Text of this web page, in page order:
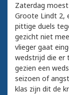
Zaterdag
Groote Lindt 2,
pittige duels
gezicht niet
vlieger gaat
wedstrijd die er
gezien een
seizoen of
klas zijn dit de